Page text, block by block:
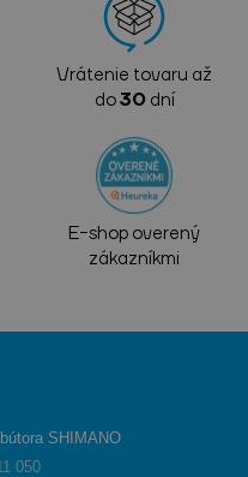
Vrátenie tovaru až
do30dní
E-shop overený
zákazníkmi
SHIMANO
050